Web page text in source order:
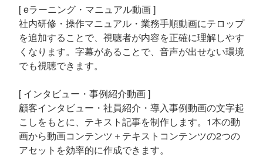
[ eラーニング・マニュアル動画 ]
社内研修・操作マニュアル・業務手順動画にテロップ
を追加することで、視聴者が内容を正確に理解しやす
くなります。字幕があることで、音声が出せない環境
でも視聴できます。
[ インタビュー・事例紹介動画 ]
顧客インタビュー・社員紹介・導入事例動画の文字起
こしをもとに、テキスト記事を制作します。1本の動
画から動画コンテンツ＋テキストコンテンツの2つの
アセットを効率的に作成できます。